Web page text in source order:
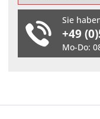
Sie
+49
Mo-Do: